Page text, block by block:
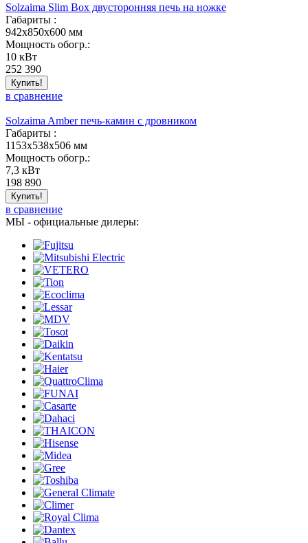
Solzaima Slim Box двусторонняя печь на ножке
Габариты :
942x850x600 мм
Мощность обогр.:
10 кВт
252 390
Купить!
в сравнение
Solzaima Amber печь-камин с дровником
Габариты :
1153x538x506 мм
Мощность обогр.:
7,3 кВт
198 890
Купить!
в сравнение
МЫ - официальные дилеры: